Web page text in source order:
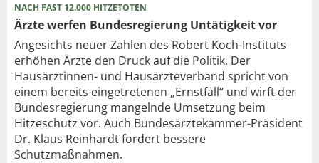
NACH FAST 12.000 HITZETOTEN
Ärzte werfen Bundesregierung Untätigkeit vor
Angesichts neuer Zahlen des Robert Koch-Instituts
erhöhen Ärzte den Druck auf die Politik. Der
Hausärztinnen- und Hausärzteverband spricht von
einem bereits eingetretenen „Ernstfall“ und wirft der
Bundesregierung mangelnde Umsetzung beim
Hitzeschutz vor. Auch Bundesärztekammer-Präsident
Dr. Klaus Reinhardt fordert bessere
Schutzmaßnahmen.